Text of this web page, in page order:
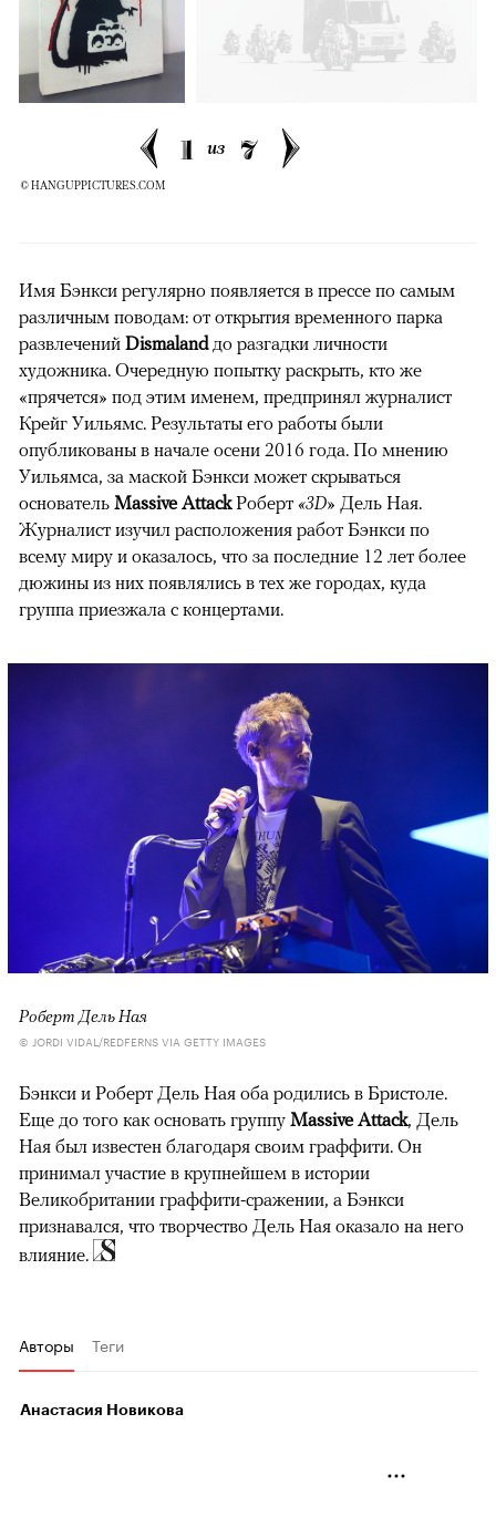
1 из 7
© HANGUPPICTURES.COM
Имя Бэнкси регулярно появляется в прессе по самым
различным поводам: от открытия временного парка
развлечений Dismaland до разгадки личности
художника. Очередную попытку раскрыть, кто же
«прячется» под этим именем, предпринял журналист
Крейг Уильямс. Результаты его работы были
опубликованы в начале осени 2016 года. По мнению
Уильямса, за маской Бэнкси может скрываться
основатель Massive AttackРоберт «3D» Дель Ная.
Журналист изучил расположения работ Бэнкси по
всему миру и оказалось, что за последние 12 лет более
дюжины из них появлялись в тех же городах, куда
группа приезжала с концертами.
Роберт Дель Ная
© JORDI VIDAL/REDFERNS VIA GETTY IMAGES
Бэнкси и Роберт Дель Ная оба родились в Бристоле.
Еще до того как основать группу Massive Attack, Дель
Ная был известен благодаря своим граффити. Он
принимал участие в крупнейшем в истории
Великобритании граффити-сражении, а Бэнкси
признавался, что творчество Дель Ная оказало на него
влияние.
Авторы Теги
Анастасия Новикова